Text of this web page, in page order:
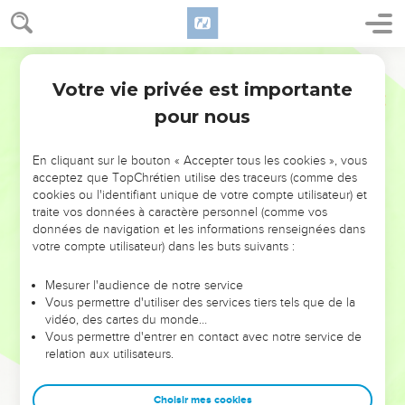
NE MANQUEZ PAS L’ÉVÉNEMENT
DE L’ANNÉE !
ET SI LEURS ERREURS POUVAIENT VOUS ÉVITER LES
VOTRES ?
leur foi ou leur vision. Mais on voit moins les doutes, les erreurs
et les saisons difficiles qu'ils ont traversés, alors même que ce
sont elles qui les ont façonnés.
Dans cette conférence, leaders, entrepreneurs, et responsables
clés pour avancer avec plus de sagesse afin que leurs erreurs
Votre vie privée est importante
pour nous
En cliquant sur le bouton « Accepter tous les cookies », vous
acceptez que TopChrétien utilise des traceurs (comme des
cookies ou l'identifiant unique de votre compte utilisateur) et
traite vos données à caractère personnel (comme vos
données de navigation et les informations renseignées dans
votre compte utilisateur) dans les buts suivants :
Mesurer l'audience de notre service
Vous permettre d'utiliser des services tiers tels que de la
vidéo, des cartes du monde…
Vous permettre d'entrer en contact avec notre service de
relation aux utilisateurs.
Choisir mes cookies